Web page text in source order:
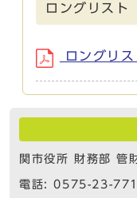
ロングリスト
ロングリ
関市役所 財務部 管
電話: 0575-23-